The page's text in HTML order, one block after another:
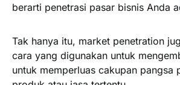
berarti penetrasi pasar bisnis Anda
Tak hanya itu, market penetration
cara yang digunakan untuk
untuk memperluas cakupan pangsa